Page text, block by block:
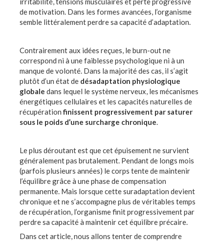
de motivation. Dans les formes avancées, l’organisme
semble littéralement perdre sa capacité d’adaptation.
Contrairement aux idées reçues, le burn-out ne
correspond ni à une faiblesse psychologique ni à un
manque de volonté. Dans la majorité des cas, il s’agit
plutôt d’un état de désadaptation physiologique
globale dans lequel le système nerveux, les mécanismes
énergétiques cellulaires et les capacités naturelles de
récupérationfinissent progressivement par saturer
sous le poids d’une surcharge chronique.
Le plus déroutant est que cet épuisement ne survient
généralement pas brutalement. Pendant de longs mois
(parfois plusieurs années) le corps tente de maintenir
l’équilibre grâce à une phase de compensation
permanente. Mais lorsque cette suradaptation devient
chronique et ne s’accompagne plus de véritables temps
de récupération, l’organisme finit progressivement par
perdre sa capacité à maintenir cet équilibre précaire.
Dans cet article, nous allons tenter de comprendre